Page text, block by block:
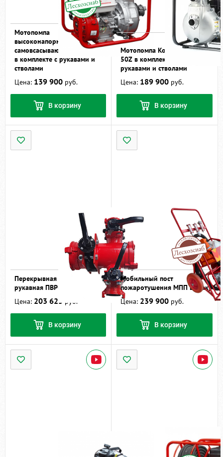
Мотопомпа
высоконапорная
самовсасывающая Спрут-3
в комплекте с рукавами и
стволами
Цена: 139 900 руб.
В корзину
Мотопомпа Koshin SERV-
50Z в комплекте с
рукавами и стволами
Цена: 189 900 руб.
В корзину
Перекрывная вставка
рукавная ПВР-150.80.2
Цена: 203 623 руб.
В корзину
Мобильный пост
пожаротушения МПП Ермак
Цена: 239 900 руб.
В корзину